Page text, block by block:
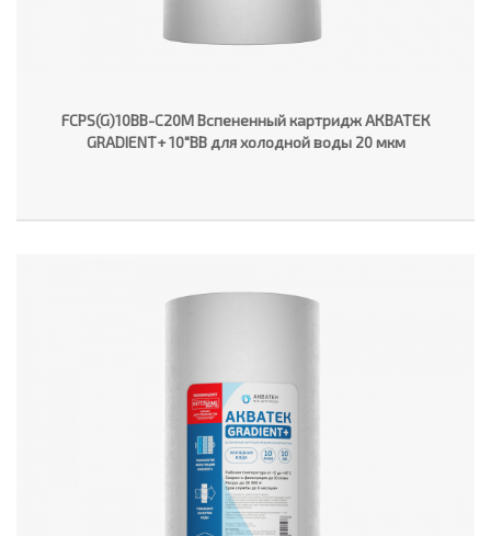
FCPS(G)10BB-C20M Вспененный картридж АКВАТЕК
GRADIENT+ 10"ВВ для холодной воды 20 мкм